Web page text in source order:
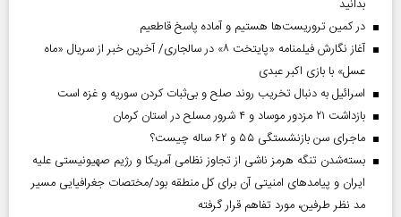
بدانید
در کمین تروریست‌ها هستیم و آماده پاسخ قاطعیم
آغاز نگارش فیلمنامه «پایتخت ۸» در سالجاری/ آخرین خبر از سریال «ماه
عسل» با بازی اکبر عبدی
اسرائیل به دنبال تخریب روند صلح و بی‌ثبات کردن سوریه و غزه است
بازداشت ۲۱ مزدور موساد و ۴ شرور مسلح در استان کرمان
ماجرای سن بازنشستگی ۵۵ و ۶۲ ساله چیست؟
بسته‌شدن تنگه هرمز ناشی از تجاوز نظامی آمریکا و رژیم صهیونیستی علیه
ایران و پیامد‌های امنیتی آن برای کل منطقه بود/مختصات جغرافیایی مسیر
مد نظر طرفین، مورد تفاهم قرار گرفته